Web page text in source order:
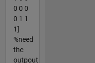
0 0 0
0 1 1
1]
%need
the
outpout